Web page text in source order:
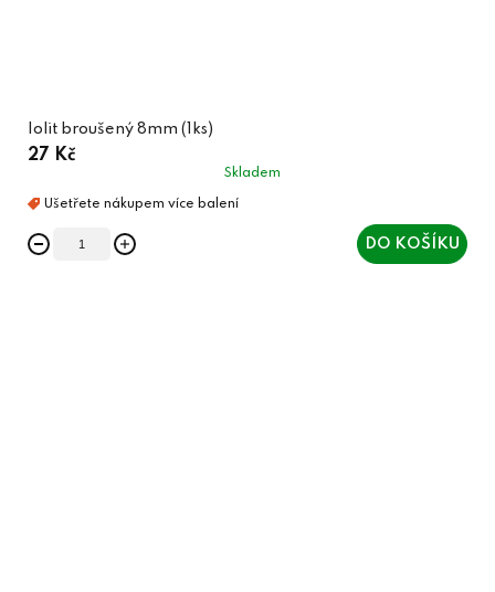
Iolit broušený 8mm (1ks)
27 Kč
Skladem
DO KOŠÍKU